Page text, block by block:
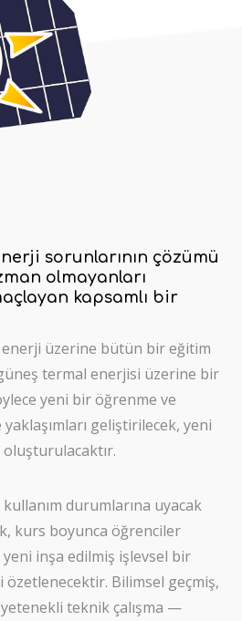
sorunlarının çözümü
olmayanları
kapsamlı bir
üzerine bütün bir eğitim
termal enerjisi üzerine bir
yeni bir öğrenme ve
geliştirilecek, yeni
durumlarına uyacak
kurs boyunca öğrenciler
inşa edilmiş işlevsel bir
Bilimsel geçmiş,
teknik çalışma —